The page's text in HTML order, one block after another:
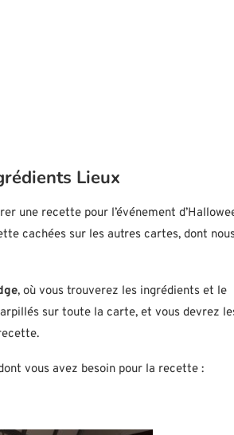
Lieux
une recette pour l’événement
cachées sur les autres cartes, dont
, où vous trouverez les ingrédients et le
sur toute la carte, et vous devrez
vous avez besoin pour la recette :